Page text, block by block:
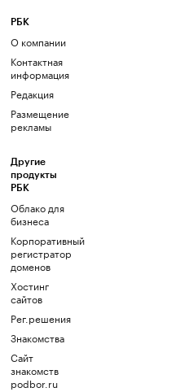
РБК
О компании
Контактная
информация
Редакция
Размещение
рекламы
Другие
продукты
РБК
Облако для
бизнеса
Корпоративный
регистратор
доменов
Хостинг
сайтов
Рег.решения
Знакомства
Сайт
знакомств
podbor.ru